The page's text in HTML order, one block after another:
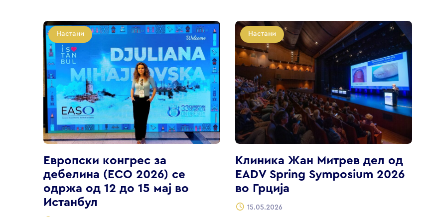
Настани
Европски конгрес за
дебелина (ECO 2026) се
одржа од 12 до 15 мај во
Истанбул
Настани
Клиника Жан Митрев дел од
EADV Spring Symposium 2026
во Грција
15.05.2026